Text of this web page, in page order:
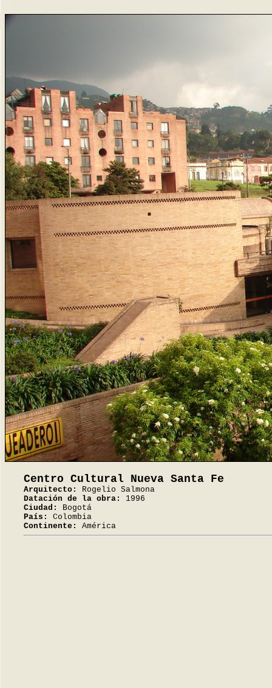
Centro Cultural Nueva Santa Fe
Arquitecto:
Rogelio Salmona
Datación de la obra:
1996
Ciudad:
Bogotá
País:
Colombia
Continente:
América